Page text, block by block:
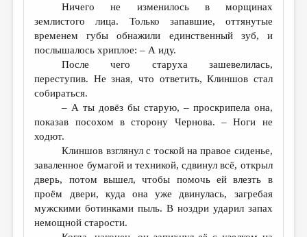
Ничего не изменилось в морщинах
землистого лица. Только запавшие, оттянутые
временем губы обнажили единственный зуб, и
послышалось хриплое: – А иду.
После чего старуха зашевелилась,
переступив. Не зная, что ответить, Клиншов стал
собираться.
– А ты довёз бы старую, – проскрипела она,
показав посохом в сторону Чернова. – Ноги не
ходют.
Клиншов взглянул с тоской на правое сиденье,
заваленное бумагой и техникой, сдвинул всё, открыл
дверь, потом вышел, чтобы помочь ей влезть в
проём двери, куда она уже двинулась, загребая
мужскими ботинками пыль. В ноздри ударил запах
немощной старости.